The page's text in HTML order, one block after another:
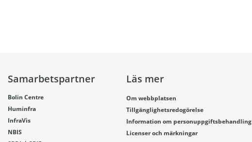
Samarbetspartner
Bolin Centre
Huminfra
InfraVis
NBIS
Läs mer
Om webbplatsen
Tillgänglighetsredogörelse
Information om personuppgiftsbehandling
Licenser och märkningar